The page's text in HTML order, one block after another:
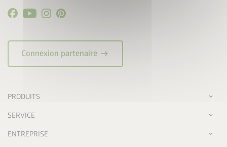
Connexion partenaire arrow_right_alt
PRODUITS
SERVICE
ENTREPRISE